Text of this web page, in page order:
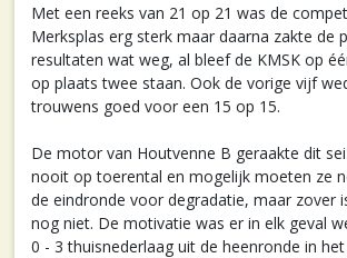
Met een reeks van 21 op 21 was de
Merksplas erg sterk maar daarna zakte de
resultaten wat weg, al bleef de KMSK op
op plaats twee staan. Ook de vorige vijf
trouwens goed voor een 15 op 15.
De motor van Houtvenne B geraakte dit
nooit op toerental en mogelijk moeten ze
de eindronde voor degradatie, maar zover
nog niet. De motivatie was er in elk geval
0 - 3 thuisnederlaag uit de heenronde in